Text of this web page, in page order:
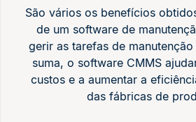
São vários os benefícios
de um software de
gerir as tarefas de
suma, o software CMMS
custos e a aumentar a
das fábricas de